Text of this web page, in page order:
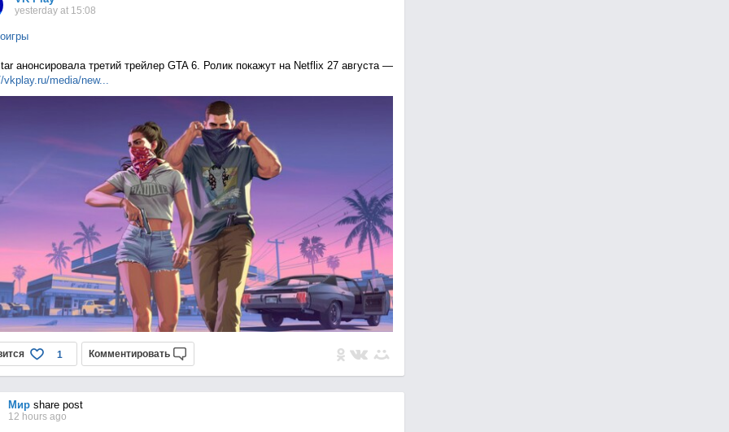
yesterday at 15:08
анонсировала третий трейлер GTA 6. Ролик покажут на Netflix 27 августа —
vkplay.ru/media/new...
1 Комментировать
Мирshare post
12 hours ago